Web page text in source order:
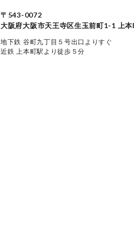
〒543-0072
大阪府大阪市天王寺区生玉前町1-1 上
地下鉄 谷町九丁目５号出口よりすぐ
近鉄 上本町駅より徒歩５分